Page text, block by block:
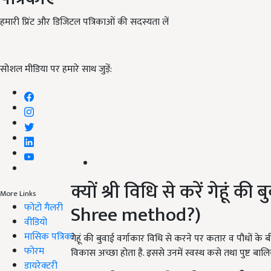
हमारी प्रिंट और डिजिटल पत्रिकाओं की सदस्यता लें
सोशल मीडिया पर हमारे साथ जुड़ें:
More Links
फोटो गैलरी
वीडियो
मासिक पत्रिका
फोरम
डायरेक्टरी
क्यों श्री विधि से करें गेहूं
Shree method?)
गेहूं की बुवाई वर्गाकार विधि से करने पर कतार व पौधों के
विकास अच्छा होता है. इससे उनमें स्वस्थ कसे तथा पुष्ट